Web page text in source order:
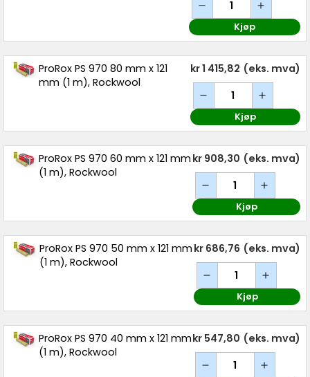
Kjøp
ProRox PS 970 80 mm x 121
mm (1 m), Rockwool
kr 1 415,82 (eks. mva)
Kjøp
ProRox PS 970 60 mm x 121 mm
(1 m), Rockwool
kr 908,30 (eks. mva)
Kjøp
ProRox PS 970 50 mm x 121 mm
(1 m), Rockwool
kr 686,76 (eks. mva)
Kjøp
ProRox PS 970 40 mm x 121 mm
(1 m), Rockwool
kr 547,80 (eks. mva)